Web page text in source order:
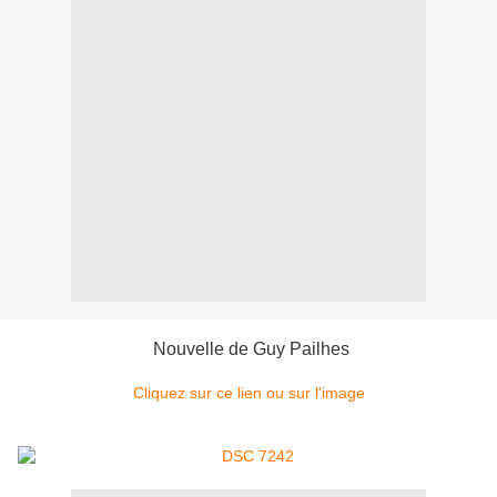
Nouvelle de Guy Pailhes
Cliquez sur ce lien ou sur l'image